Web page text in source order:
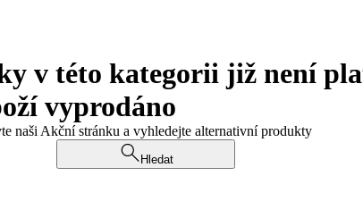
v této kategorii již není
vyprodáno
naši Akční stránku a vyhledejte alternativní produkty
Hledat